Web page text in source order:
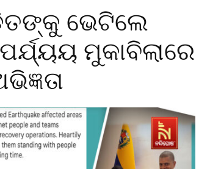
ଭେଟିଲେ
ମୁକାବିଲାରେ